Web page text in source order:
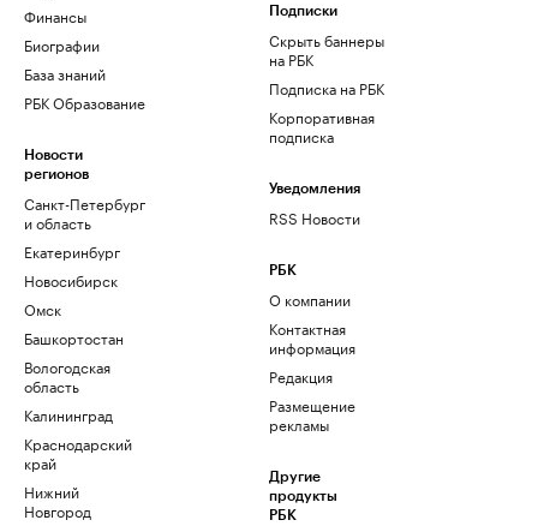
Финансы
Биографии
База знаний
РБК Образование
Новости
регионов
Санкт-Петербург
и область
Екатеринбург
Новосибирск
Омск
Башкортостан
Вологодская
область
Калининград
Краснодарский
край
Нижний
Новгород
Подписки
Скрыть баннеры
на РБК
Подписка на РБК
Корпоративная
подписка
Уведомления
RSS Новости
РБК
О компании
Контактная
информация
Редакция
Размещение
рекламы
Другие
продукты
РБК